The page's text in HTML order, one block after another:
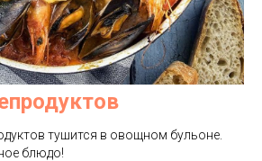
тушится в овощном бульоне.
блюдо!